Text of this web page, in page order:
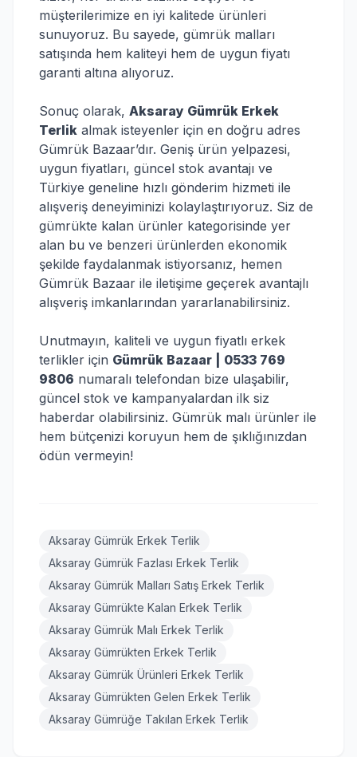
müşterilerimize en iyi kalitede ürünleri
sunuyoruz. Bu sayede, gümrük malları
satışında hem kaliteyi hem de uygun fiyatı
garanti altına alıyoruz.
Sonuç olarak, Aksaray Gümrük Erkek
Terlik almak isteyenler için en doğru adres
Gümrük Bazaar’dır. Geniş ürün yelpazesi,
uygun fiyatları, güncel stok avantajı ve
Türkiye geneline hızlı gönderim hizmeti ile
alışveriş deneyiminizi kolaylaştırıyoruz. Siz de
gümrükte kalan ürünler kategorisinde yer
alan bu ve benzeri ürünlerden ekonomik
şekilde faydalanmak istiyorsanız, hemen
Gümrük Bazaar ile iletişime geçerek avantajlı
alışveriş imkanlarından yararlanabilirsiniz.
Unutmayın, kaliteli ve uygun fiyatlı erkek
terlikler için Gümrük Bazaar | 0533 769
9806 numaralı telefondan bize ulaşabilir,
güncel stok ve kampanyalardan ilk siz
haberdar olabilirsiniz. Gümrük malı ürünler ile
hem bütçenizi koruyun hem de şıklığınızdan
ödün vermeyin!
Aksaray Gümrük Erkek Terlik
Aksaray Gümrük Fazlası Erkek Terlik
Aksaray Gümrük Malları Satış Erkek Terlik
Aksaray Gümrükte Kalan Erkek Terlik
Aksaray Gümrük Malı Erkek Terlik
Aksaray Gümrükten Erkek Terlik
Aksaray Gümrük Ürünleri Erkek Terlik
Aksaray Gümrükten Gelen Erkek Terlik
Aksaray Gümrüğe Takılan Erkek Terlik